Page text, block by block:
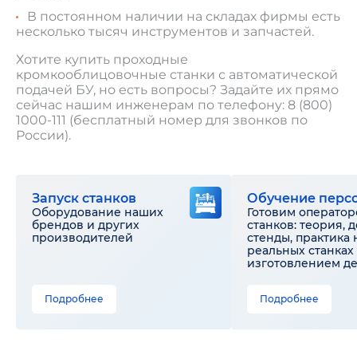
В постоянном наличии на складах фирмы есть
несколько тысяч инструментов и запчастей.
Хотите купить проходные
кромкооблицовочные станки с автоматической
подачей БУ, но есть вопросы? Задайте их прямо
сейчас нашим инженерам по телефону: 8 (800)
1000-111 (бесплатный номер для звонков по
России).
Запуск станков
Оборудование наших
брендов и других
производителей
Подробнее
Обучение
Готовим
станков: теория,
стенды, практика
реальных станках
изготовлением
Подробнее